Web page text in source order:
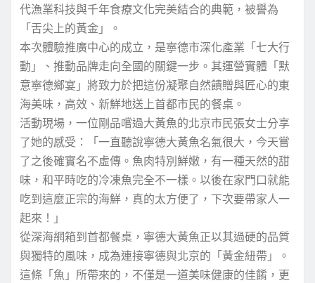
代漁業科技與千年食療文化完美結合的典範，被譽為
「舌尖上的黃金」。
本次體驗推廣中心的成立，是寧德市深化產業「七大行
動」、推動品牌走向全國的關鍵一步。其運營實體「默
意寧德鄉宴」將致力於把這份凝聚自然饋贈與匠心的東
海美味，高效、新鮮地送上首都市民的餐桌。
活動現場，一位剛品嚐過大黃魚的北京市民張女士分享
了她的感受：「一直聽說寧德大黃魚名氣很大，今天嘗
了之後確實名不虛傳。魚肉特別鮮嫩，有一種天然的甜
味，和平時吃的冷凍魚完全不一樣。以後在家門口就能
吃到這麼正宗的海鮮，真的太方便了，下次要帶家人一
起來！」
從深海網箱到首都餐桌，寧德大黃魚正以其過硬的品質
與獨特的風味，成為連接寧德與北京的「黃金紐帶」。
這條「魚」所帶來的，不僅是一道美味健康的佳餚，更